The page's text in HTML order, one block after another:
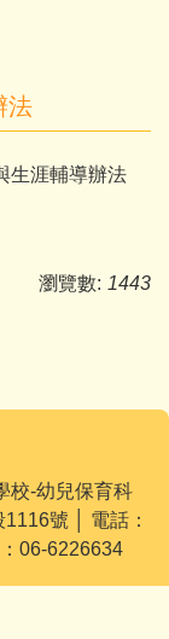
法
生涯輔導辦法
瀏覽數: 1443
校-幼兒保育科
號 │ 電話：
06-6226634